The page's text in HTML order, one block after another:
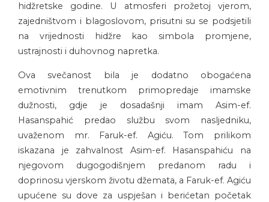
hidžretske godine. U atmosferi prožetoj vjerom,
zajedništvom i blagoslovom, prisutni su se podsjetili
na vrijednosti hidžre kao simbola promjene,
ustrajnosti i duhovnog napretka.
Ova svečanost bila je dodatno obogaćena
emotivnim trenutkom primopredaje imamske
dužnosti, gdje je dosadašnji imam Asim-ef.
Hasanspahić predao službu svom nasljedniku,
uvaženom mr. Faruk-ef. Agiću. Tom prilikom
iskazana je zahvalnost Asim-ef. Hasanspahiću na
njegovom dugogodišnjem predanom radu i
doprinosu vjerskom životu džemata, a Faruk-ef. Agiću
upućene su dove za uspješan i berićetan početak